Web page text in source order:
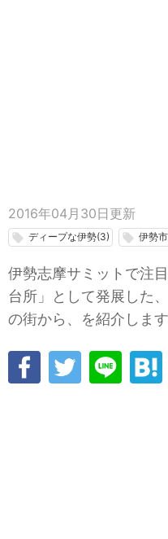
2016年04月30日 更新
local_offer ディープな伊勢(3) local_offer 伊勢
伊勢志摩サミットで注
台所」として発展した
の街から、を紹介しま